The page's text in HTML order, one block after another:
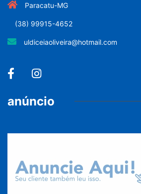
Paracatu-MG
(38) 99915-4652
uldiceiaoliveira@hotmail.com
anúncio